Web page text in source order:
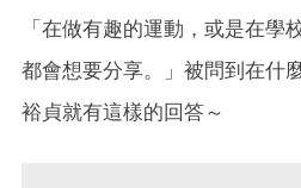
「在做有趣的運動，或是在學
都會想要分享。」被問到在什
裕貞就有這樣的回答～